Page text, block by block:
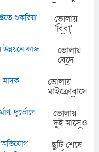
উন্নয়ন
সংস্থার
নতুন
কমিটি
ঘোষণা
ভোলায়
‘বিবা’
প্রতিষ্ঠানের
নিবন্ধন
প্রাপ্তিতে
শুকরিয়া
সমাবেশ
ও
সহায়তা
ভোলায়
বেদে
পল্লীর
মানুষের
জীবনমান
উন্নয়নে
কাজ
করছে
পরিবর্তন
উন্নয়ন
ভোলায়
মাইক্রোবাসে
৩০ কেজি
গাঁজা, মাদক
কারবারি
আটক
ভোলায়
দুই মাসেও
শুরু হয়নি
সেতু
ছুটি শেষে